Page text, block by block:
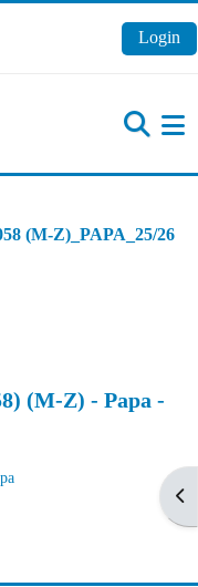
Login
(M-Z)_PAPA_25/26
(M-Z) - Papa -